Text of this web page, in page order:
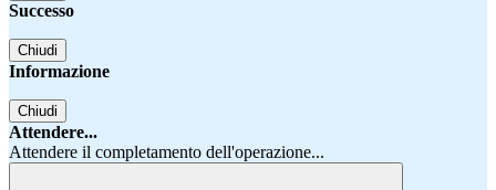
Successo
Chiudi
Informazione
Chiudi
Attendere...
Attendere il completamento dell'operazione...